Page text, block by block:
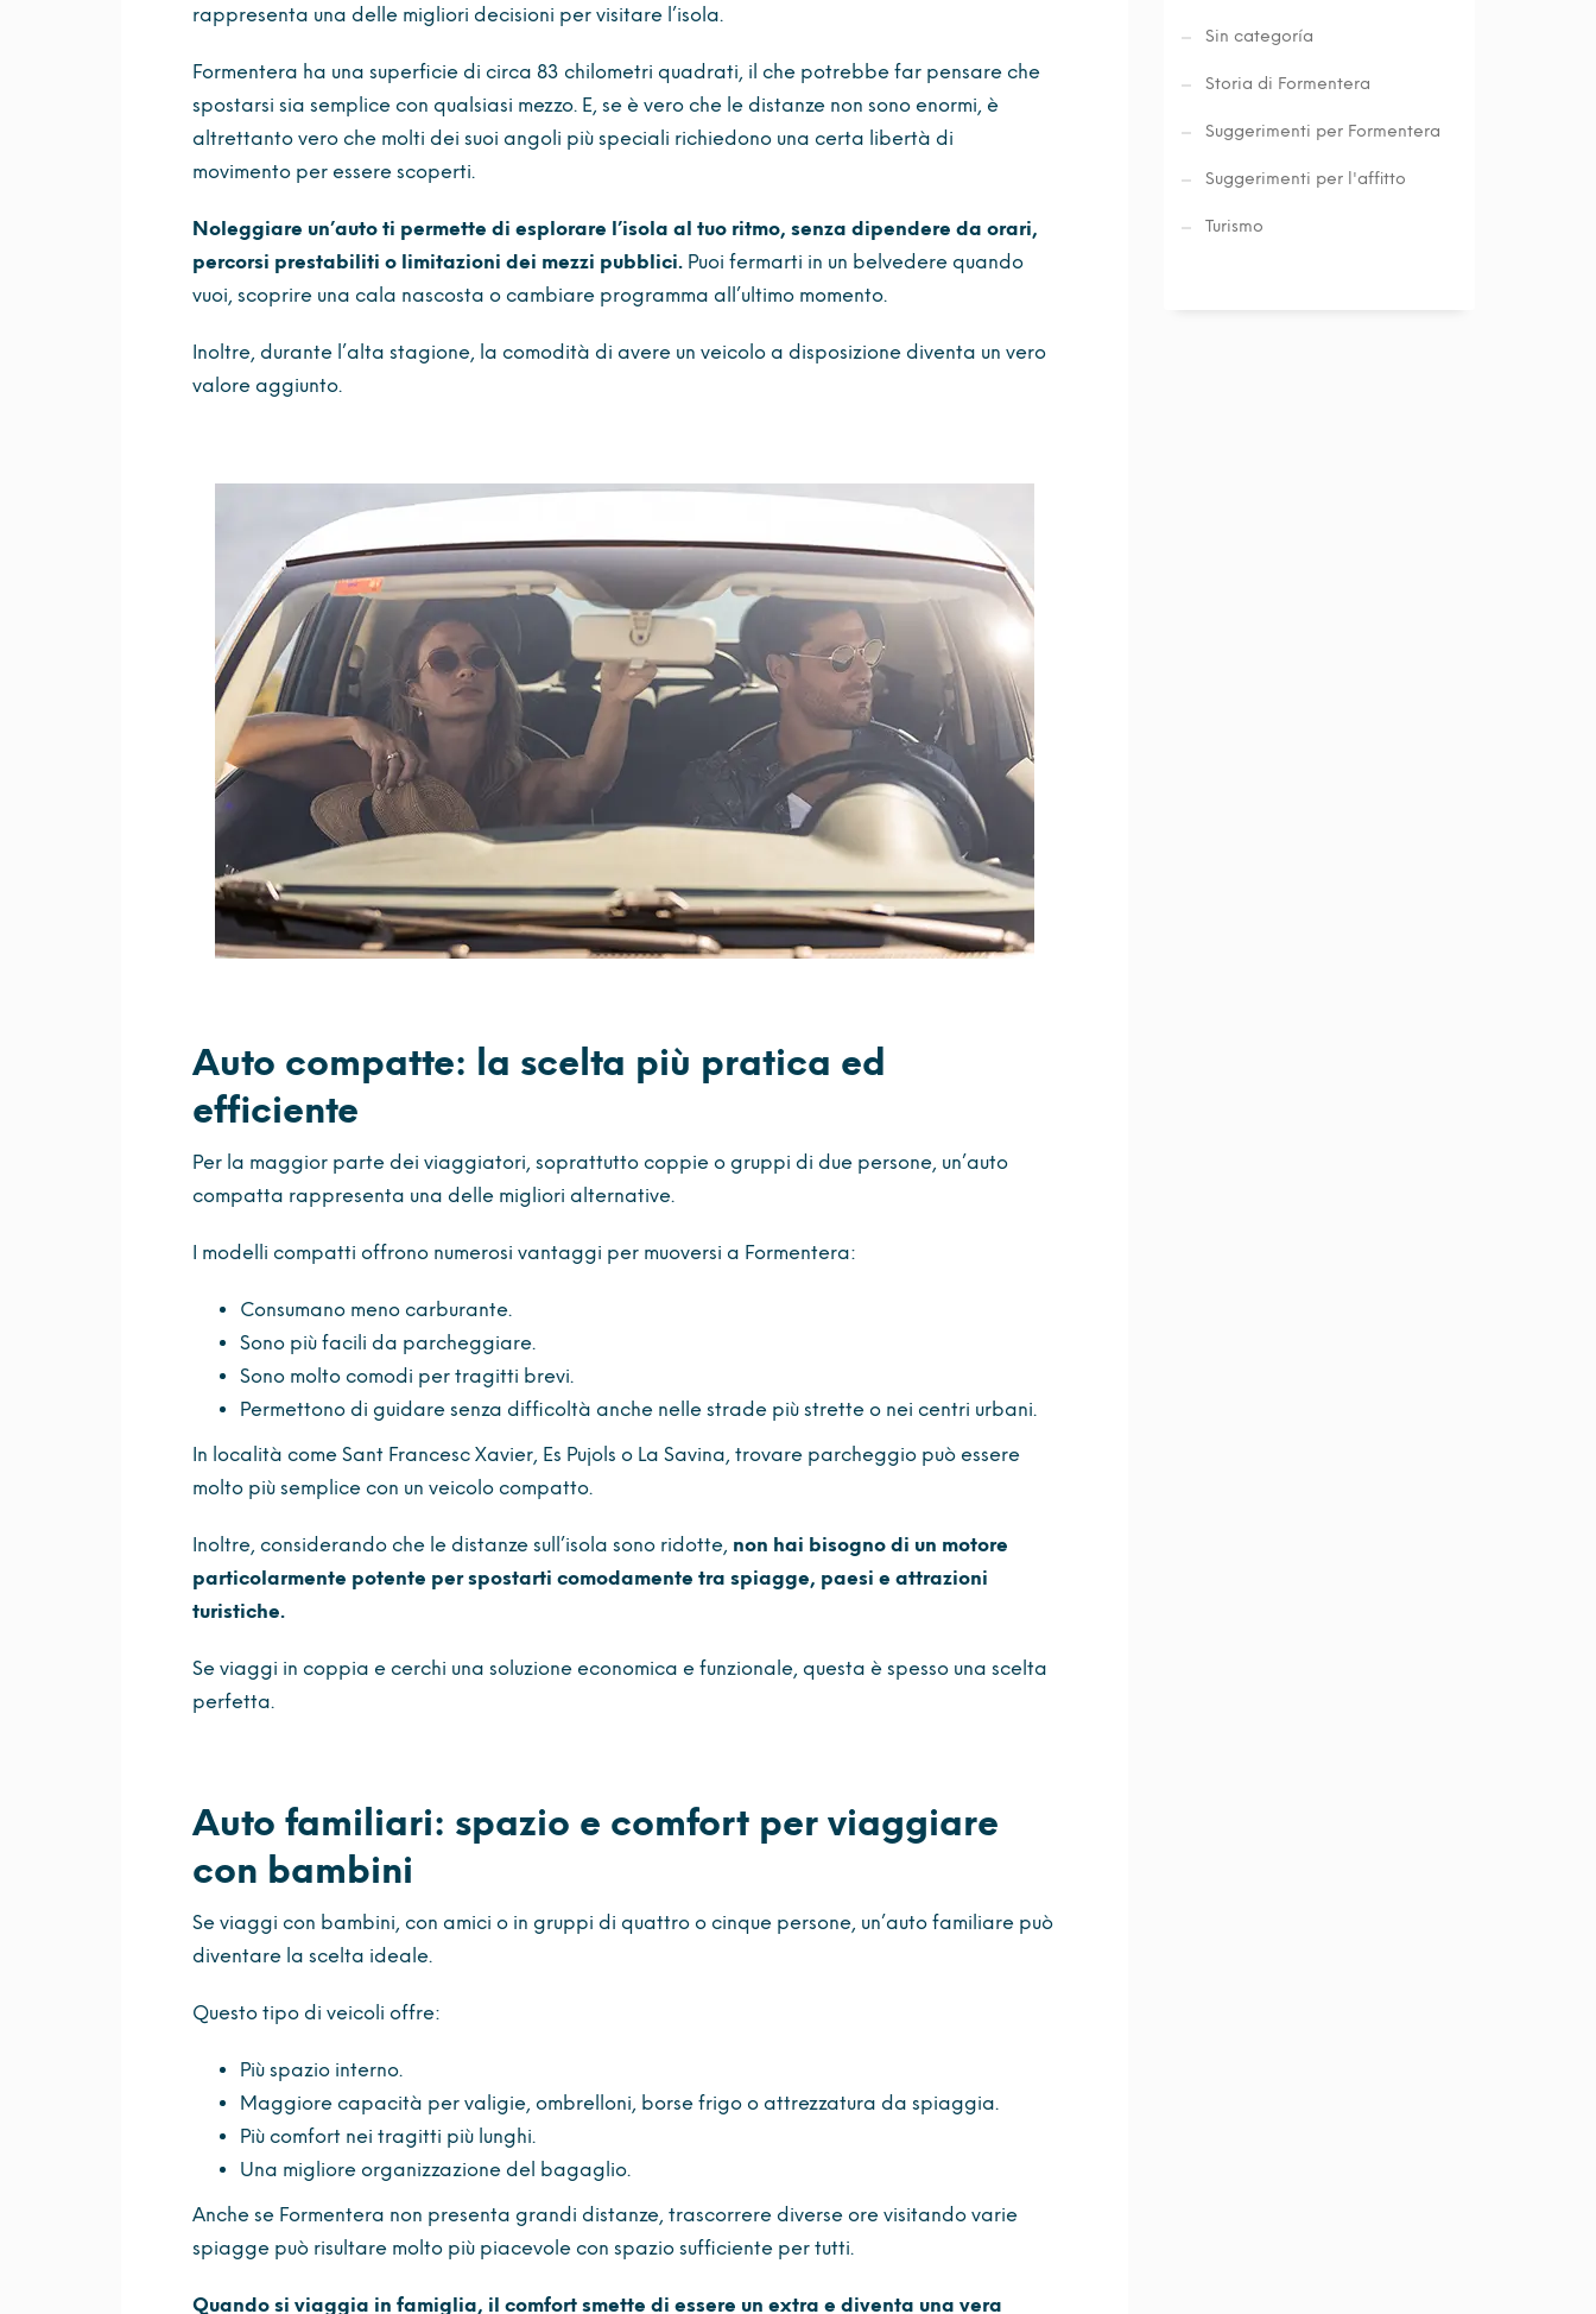
rappresenta una delle migliori decisioni per visitare l’isola.
Formentera ha una superficie di circa 83 chilometri quadrati, il che potrebbe far pensare che
spostarsi sia semplice con qualsiasi mezzo. E, se è vero che le distanze non sono enormi, è
altrettanto vero che molti dei suoi angoli più speciali richiedono una certa libertà di
movimento per essere scoperti.
Noleggiare un’auto ti permette di esplorare l’isola al tuo ritmo, senza dipendere da orari,
percorsi prestabiliti o limitazioni dei mezzi pubblici. Puoi fermarti in un belvedere quando
vuoi, scoprire una cala nascosta o cambiare programma all’ultimo momento.
Inoltre, durante l’alta stagione, la comodità di avere un veicolo a disposizione diventa un vero
valore aggiunto.
Auto compatte: la scelta più pratica ed
efficiente
Per la maggior parte dei viaggiatori, soprattutto coppie o gruppi di due persone, un’auto
compatta rappresenta una delle migliori alternative.
I modelli compatti offrono numerosi vantaggi per muoversi a Formentera:
Consumano meno carburante.
Sono più facili da parcheggiare.
Sono molto comodi per tragitti brevi.
Permettono di guidare senza difficoltà anche nelle strade più strette o nei centri urbani.
In località come Sant Francesc Xavier, Es Pujols o La Savina, trovare parcheggio può essere
molto più semplice con un veicolo compatto.
Inoltre, considerando che le distanze sull’isola sono ridotte, non hai bisogno di un motore
particolarmente potente per spostarti comodamente tra spiagge, paesi e attrazioni
turistiche.
Se viaggi in coppia e cerchi una soluzione economica e funzionale, questa è spesso una scelta
perfetta.
Auto familiari: spazio e comfort per viaggiare
con bambini
Se viaggi con bambini, con amici o in gruppi di quattro o cinque persone, un’auto familiare può
diventare la scelta ideale.
Questo tipo di veicoli offre:
Più spazio interno.
Maggiore capacità per valigie, ombrelloni, borse frigo o attrezzatura da spiaggia.
Più comfort nei tragitti più lunghi.
Una migliore organizzazione del bagaglio.
Anche se Formentera non presenta grandi distanze, trascorrere diverse ore visitando varie
spiagge può risultare molto più piacevole con spazio sufficiente per tutti.
Quando si viaggia in famiglia, il comfort smette di essere un extra e diventa una vera
Sin categoría
Storia di Formentera
Suggerimenti per Formentera
Suggerimenti per l'affitto
Turismo